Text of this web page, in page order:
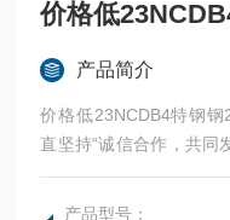
价格低
产品简介
价格低23NCDB4特钢
直坚持“诚信合作，共同
下，我公司赢得了全国
各种钢材，咨询，：
产品型号：